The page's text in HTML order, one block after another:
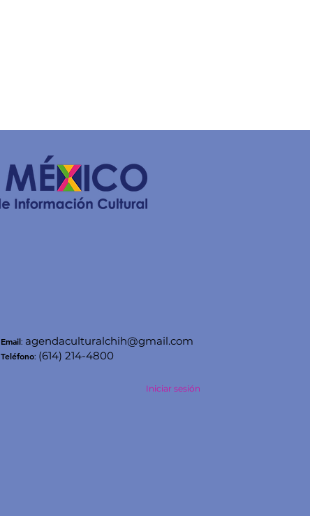
Iniciar sesión
Email: agendaculturalchih@gmail.com
Teléfono: (614) 214-4800